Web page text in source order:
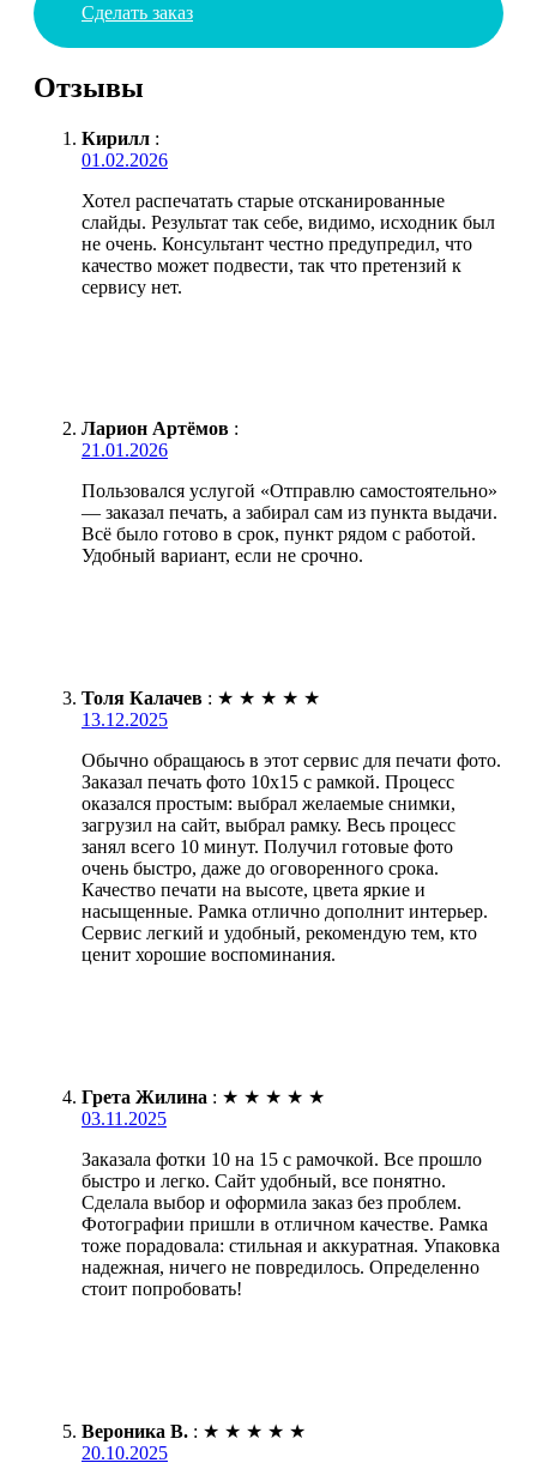
Сделать заказ
Отзывы
Кирилл :
01.02.2026
Хотел распечатать старые отсканированные
слайды. Результат так себе, видимо, исходник был
не очень. Консультант честно предупредил, что
качество может подвести, так что претензий к
сервису нет.
Ларион Артёмов :
21.01.2026
Пользовался услугой «Отправлю самостоятельно»
— заказал печать, а забирал сам из пункта выдачи.
Всё было готово в срок, пункт рядом с работой.
Удобный вариант, если не срочно.
Толя Калачев : ★ ★ ★ ★ ★
13.12.2025
Обычно обращаюсь в этот сервис для печати фото.
Заказал печать фото 10х15 с рамкой. Процесс
оказался простым: выбрал желаемые снимки,
загрузил на сайт, выбрал рамку. Весь процесс
занял всего 10 минут. Получил готовые фото
очень быстро, даже до оговоренного срока.
Качество печати на высоте, цвета яркие и
насыщенные. Рамка отлично дополнит интерьер.
Сервис легкий и удобный, рекомендую тем, кто
ценит хорошие воспоминания.
Грета Жилина : ★ ★ ★ ★ ★
03.11.2025
Заказала фотки 10 на 15 с рамочкой. Все прошло
быстро и легко. Сайт удобный, все понятно.
Сделала выбор и оформила заказ без проблем.
Фотографии пришли в отличном качестве. Рамка
тоже порадовала: стильная и аккуратная. Упаковка
надежная, ничего не повредилось. Определенно
стоит попробовать!
Вероника В. : ★ ★ ★ ★ ★
20.10.2025